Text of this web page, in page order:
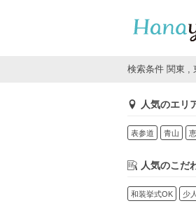
検索条件 関東 ,
人気のエリ
表参道 青山
人気のこだ
和装挙式OK 少